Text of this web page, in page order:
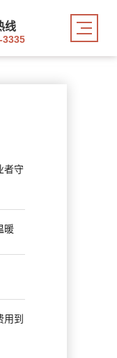
线
3335
者守
暖
到